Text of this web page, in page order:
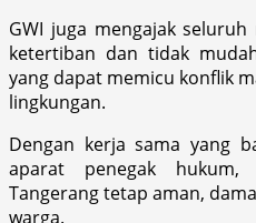
GWI juga mengajak
ketertiban dan tidak
yang dapat memicu konflik
lingkungan.
Dengan kerja sama yang
aparat penegak
Tangerang tetap aman,
warga.